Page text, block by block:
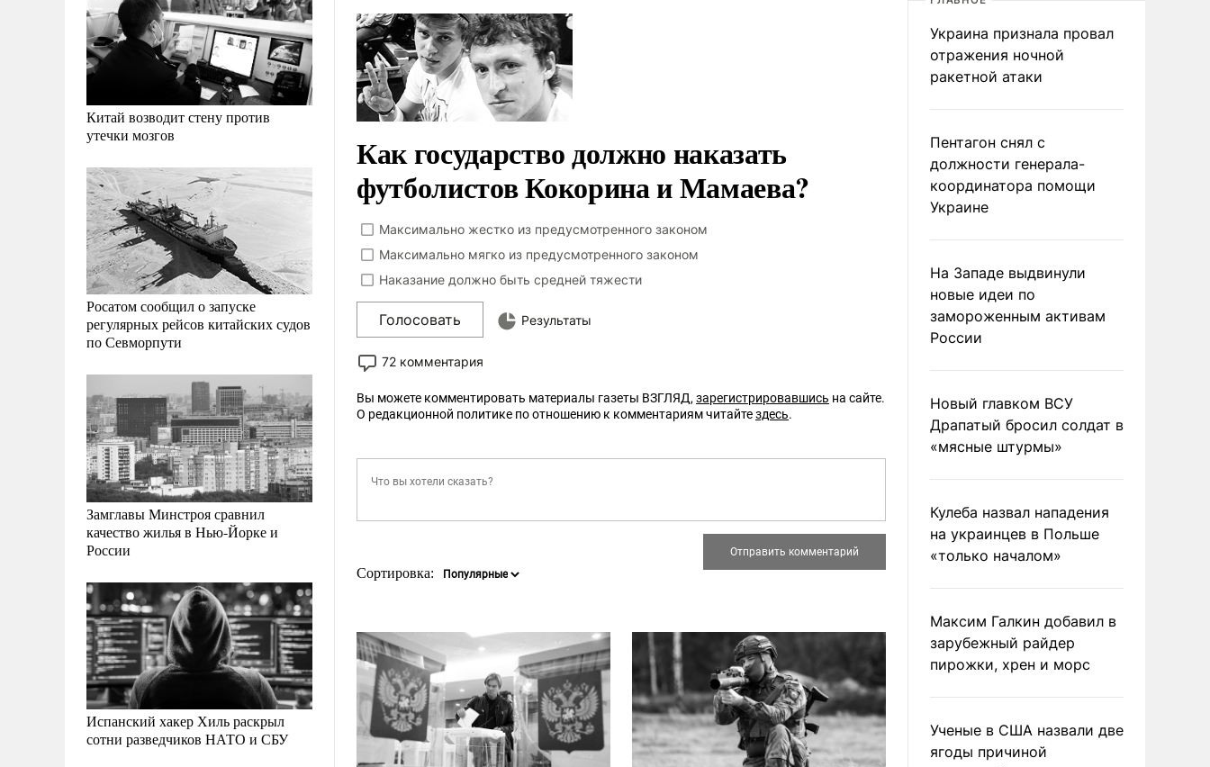
Китай возводит стену против
утечки мозгов
Росатом сообщил о запуске
регулярных рейсов китайских судов
по Севморпути
Замглавы Минстроя сравнил
качество жилья в Нью-Йорке и
России
Испанский хакер Хиль раскрыл
сотни разведчиков НАТО и СБУ
Как государство должно наказать
футболистов Кокорина и Мамаева?
Максимально жестко из предусмотренного законом
Максимально мягко из предусмотренного законом
Наказание должно быть средней тяжести
Голосовать Результаты
72 комментария
Вы можете комментировать материалы газеты ВЗГЛЯД, зарегистрировавшись на сайте.
О редакционной политике по отношению к комментариям читайтездесь.
Сортировка:
Украина признала провал
отражения ночной
ракетной атаки
Пентагон снял с
должности генерала-
координатора помощи
Украине
На Западе выдвинули
новые идеи по
замороженным активам
России
Новый главком ВСУ
Драпатый бросил солдат в
«мясные штурмы»
Кулеба назвал нападения
на украинцев в Польше
«только началом»
Максим Галкин добавил в
зарубежный райдер
пирожки, хрен и морс
Ученые в США назвали две
ягоды причиной